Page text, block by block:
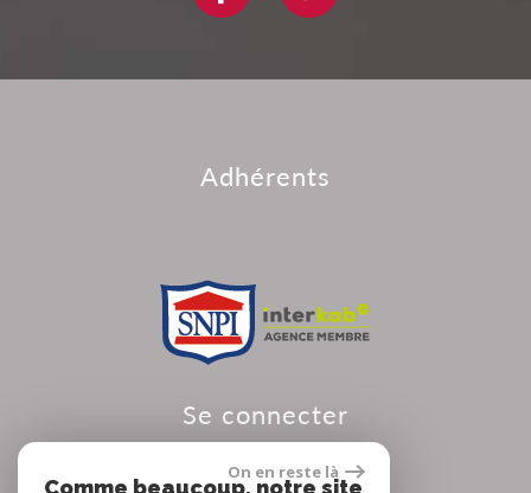
adhérents
se connecter
On en reste là
Comme beaucoup, notre site